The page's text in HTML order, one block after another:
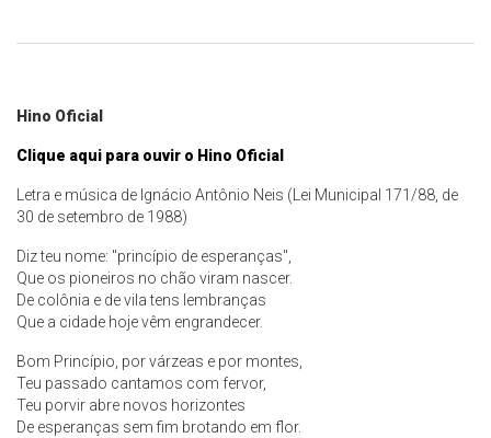
Hino Oficial
Clique aqui para ouvir o Hino Oficial
Letra e música de Ignácio Antônio Neis (Lei Municipal 171/88, de
30 de setembro de 1988)
Diz teu nome: "princípio de esperanças",
Que os pioneiros no chão viram nascer.
De colônia e de vila tens lembranças
Que a cidade hoje vêm engrandecer.
Bom Princípio, por várzeas e por montes,
Teu passado cantamos com fervor,
Teu porvir abre novos horizontes
De esperanças sem fim brotando em flor.